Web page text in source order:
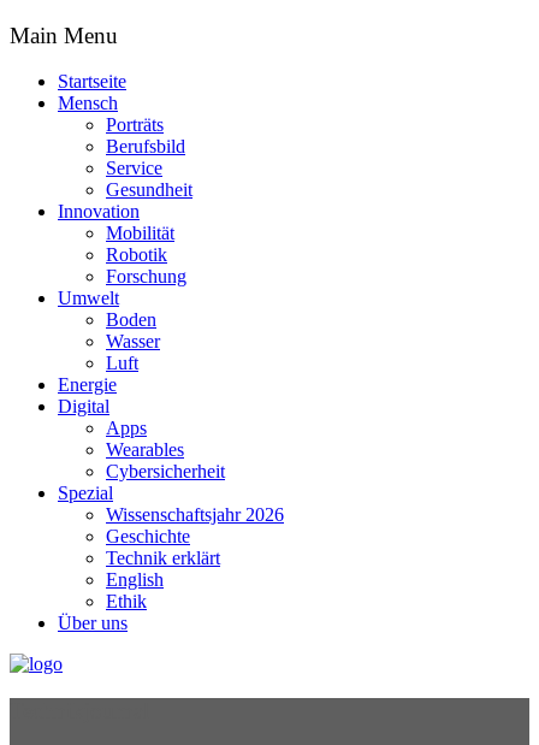
Main Menu
Startseite
Mensch
Porträts
Berufsbild
Service
Gesundheit
Innovation
Mobilität
Robotik
Forschung
Umwelt
Boden
Wasser
Luft
Energie
Digital
Apps
Wearables
Cybersicherheit
Spezial
Wissenschaftsjahr 2026
Geschichte
Technik erklärt
English
Ethik
Über uns